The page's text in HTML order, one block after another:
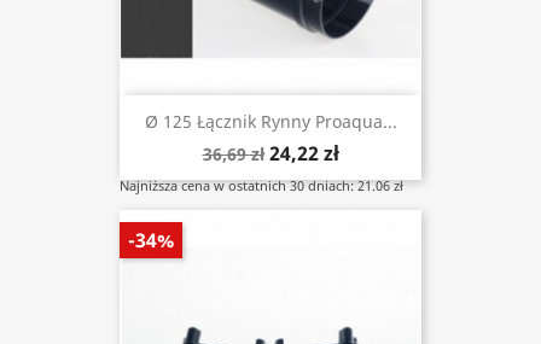
Ø 125 Łącznik Rynny Proaqua...
36,69 zł 24,22 zł
Najniższa cena w ostatnich 30 dniach: 21.06 zł
-34%